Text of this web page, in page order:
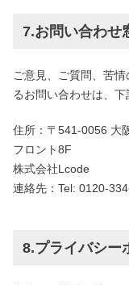
7.お問い合わせ
ご意見、ご質問、苦
るお問い合わせは、下
住所：〒541-0056 大
フロント8F
株式会社Lcode
連絡先：Tel: 0120-
8.プライバシー